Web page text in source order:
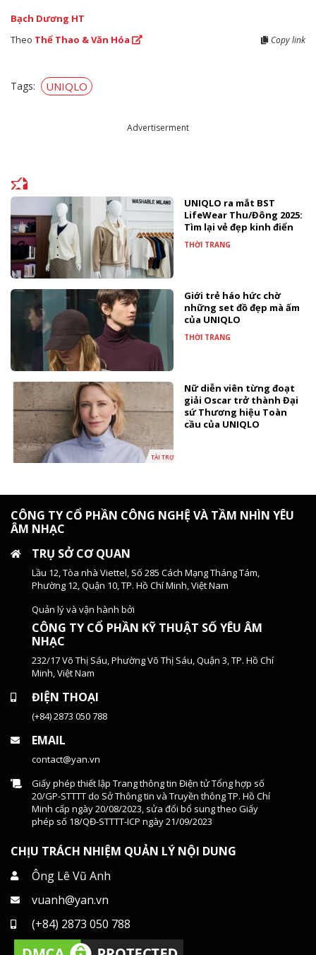
Bạch Dương HT
Theo Thể Thao & Văn Hóa Copy link
Tags: UNIQLO
Advertiserment
UNIQLO ra mắt BST
LifeWear Thu/Đông 2025:
Tìm lại vẻ đẹp kinh điển
THỜI TRANG
Giới trẻ háo hức chờ
những set đồ đẹp mà ấm
của UNIQLO
THỜI TRANG
TÀI TRỢ
Nữ diễn viên từng đoạt
giải Oscar trở thành Đại
sứ Thương hiệu Toàn
cầu của UNIQLO
CÔNG TY CỔ PHẦN CÔNG NGHỆ VÀ TẦM NHÌN YÊU
ÂM NHẠC
TRỤ SỞ CƠ QUAN
Lầu 12, Tòa nhà Viettel, Số 285 Cách Mạng Tháng Tám,
Phường 12, Quận 10, TP. Hồ Chí Minh, Việt Nam
Quản lý và vận hành bởi
CÔNG TY CỔ PHẦN KỸ THUẬT SỐ YÊU ÂM
NHẠC
232/17 Võ Thị Sáu, Phường Võ Thị Sáu, Quận 3, TP. Hồ Chí
Minh, Việt Nam
ĐIỆN THOẠI
(+84) 2873 050 788
EMAIL
contact@yan.vn
Giấy phép thiết lập Trang thông tin Điện tử Tổng hợp số
20/GP-STTTT do Sở Thông tin và Truyền thông TP. Hồ Chí
Minh cấp ngày 20/08/2023, sửa đổi bổ sung theo Giấy
phép số 18/QĐ-STTTT-ICP ngày 21/09/2023
CHỊU TRÁCH NHIỆM QUẢN LÝ NỘI DUNG
Ông Lê Vũ Anh
vuanh@yan.vn
(+84) 2873 050 788